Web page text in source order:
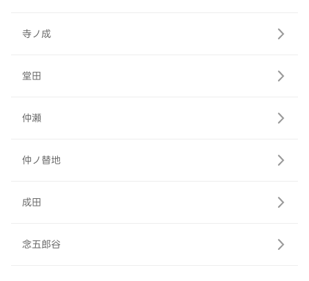
寺ノ成
堂田
仲瀬
仲ノ替地
成田
念五郎谷